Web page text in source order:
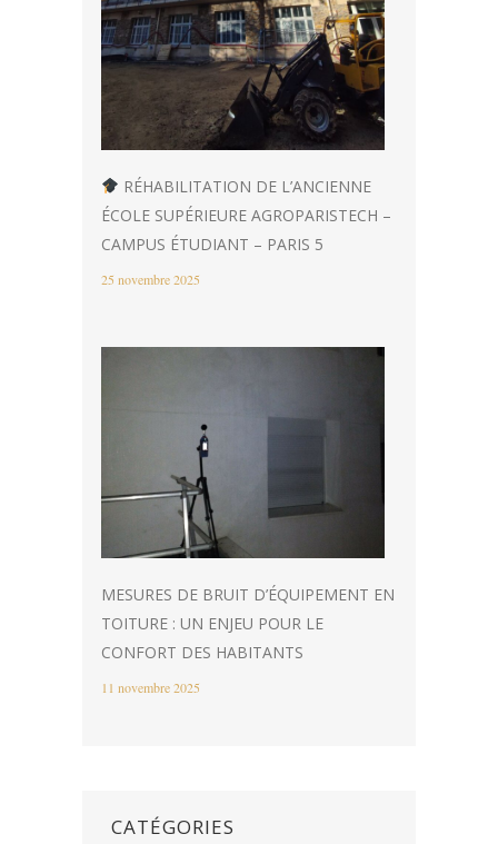
RÉHABILITATION DE L’ANCIENNE
ÉCOLE SUPÉRIEURE AGROPARISTECH –
CAMPUS ÉTUDIANT – PARIS 5
25 novembre 2025
MESURES DE BRUIT D’ÉQUIPEMENT EN
TOITURE : UN ENJEU POUR LE
CONFORT DES HABITANTS
11 novembre 2025
CATÉGORIES